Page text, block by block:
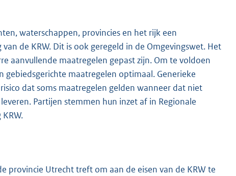
waterschappen, provincies en het rijk een
de KRW. Dit is ook geregeld in de Omgevingswet. Het
aanvullende maatregelen gepast zijn. Om te voldoen
gebiedsgerichte maatregelen optimaal. Generieke
dat soms maatregelen gelden wanneer dat niet
Partijen stemmen hun inzet af in Regionale
provincie Utrecht treft om aan de eisen van de KRW te